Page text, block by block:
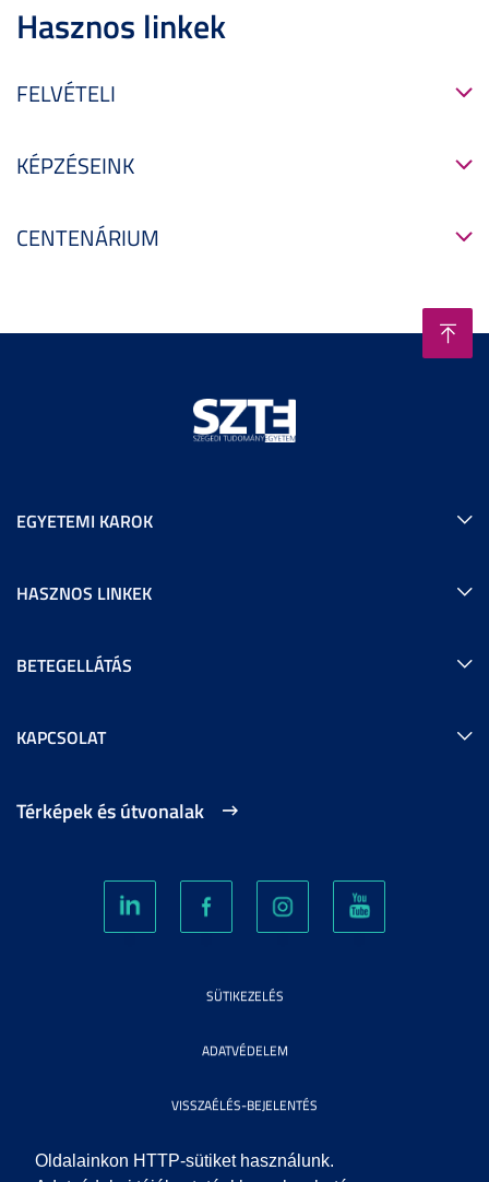
Oldalainkon HTTP-sütiket használunk.
Hasznos linkek
FELVÉTELI
KÉPZÉSEINK
CENTENÁRIUM
EGYETEMI KAROK
HASZNOS LINKEK
BETEGELLÁTÁS
KAPCSOLAT
Térképek és útvonalak
SÜTIKEZELÉS
ADATVÉDELEM
VISSZAÉLÉS-BEJELENTÉS
KÖZÉRDEKŰ ADATOK